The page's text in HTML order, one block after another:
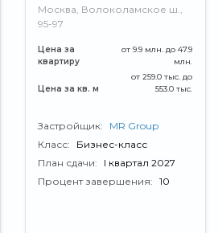
Москва, Волоколамское ш.,
95-97
Цена за
квартиру
от 9.9 млн. до 47.9
млн.
Цена за кв. м
от 259.0 тыс. до
553.0 тыс.
Застройщик:
MR Group
Класс:
Бизнес-класс
План сдачи:
I квартал 2027
Процент завершения: 10